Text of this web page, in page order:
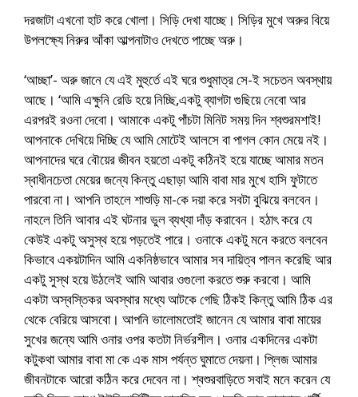
দরজাটা এখনো হাট করে খোলা। সিড়ি দেখা যাচ্ছে। সিড়ির মুখে অরুর বিয়ে
উপলক্ষ্যে নিরুর আঁকা আল্পনাটাও দেখতে পাচ্ছে অরু।
‘আচ্ছা’- অরু জানে যে এই মুহুর্তে এই ঘরে শুধুমাত্র সে-ই সচেতন অবস্থায়
আছে। ‘আমি এক্ষুনি রেডি হয়ে নিচ্ছি,একটু ব্যাগটা গুছিয়ে নেবো আর
এরপরই রওনা দেবো। আমাকে একটু পাঁচটা মিনিট সময় দিন শ্বশুরমশাই!
আপনাকে দেখিয়ে দিচ্ছি যে আমি মোটেই আলসে বা পাগল কোন মেয়ে নই।
আপনাদের ঘরে বৌয়ের জীবন হয়তো একটু কঠিনই হয়ে যাচ্ছে আমার মতন
স্বাধীনচেতা মেয়ের জন্যে কিন্তু এছাড়া আমি বাবা মার মুখে হাসি ফুটাতে
পারবো না। আপনি তাহলে শাশুড়ি মা-কে দয়া করে সবটা বুঝিয়ে বলবেন।
নাহলে তিনি আবার এই ঘটনার ভুল ব্যখ্যা দাঁড় করাবেন। হঠাৎ করে যে
কেউই একটু অসুস্থ হয়ে পড়তেই পারে। ওনাকে একটু মনে করতে বলবেন
কিভাবে একয়টাদিন আমি একনিষ্ঠভাবে আমার সব দায়িত্ব পালন করেছি আর
একটু সুস্থ হয়ে উঠলেই আমি আবার ওগুলো করতে শুরু করবো। আমি
একটা অস্বস্তিকর অবস্থার মধ্যে আটকে গেছি ঠিকই কিন্তু আমি ঠিক এর
থেকে বেরিয়ে আসবো। আপনি ভালোমতোই জানেন যে আমার বাবা মায়ের
সুখের জন্যে আমি ওনার ওপর কতটা নির্ভরশীল। ওনার একদিনের একটা
কটুকথা আমার বাবা মা কে এক মাস পর্যন্ত ঘুমাতে দেয়না। প্লিজ আমার
জীবনটাকে আরো কঠিন করে দেবেন না। শ্বশুরবাড়িতে সবাই মনে করেন যে